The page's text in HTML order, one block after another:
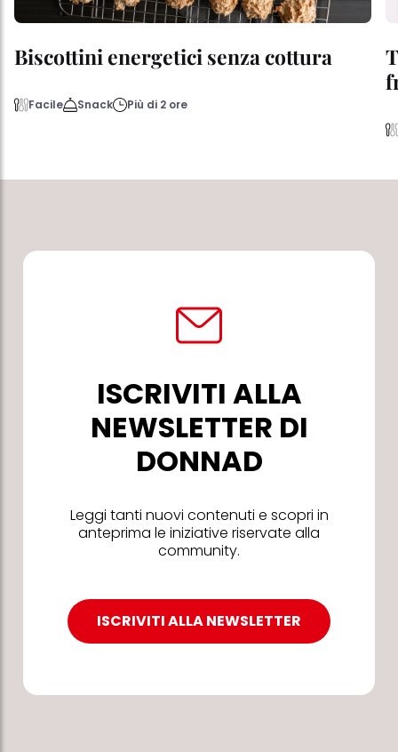
Biscottini energetici senza cottura
Facile Snack Più di 2 ore
ISCRIVITI ALLA
NEWSLETTER DI
DONNAD
Leggi tanti nuovi contenuti e scopri in
anteprima le iniziative riservate alla
community.
ISCRIVITI ALLA NEWSLETTER